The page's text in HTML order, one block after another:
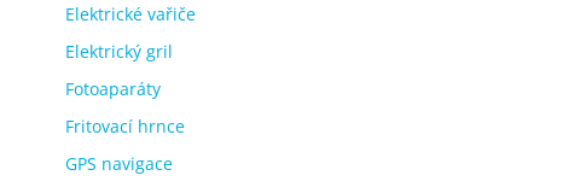
Elektrické vařiče
Elektrický gril
Fotoaparáty
Fritovací hrnce
GPS navigace